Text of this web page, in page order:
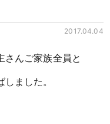
2017.04.04
さんご家族全員と
ました。